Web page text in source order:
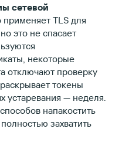
сетевой
применяет TLS для
это не спасает
некоторые
отключают проверку
токены
устаревания — неделя.
напакостить
захватить